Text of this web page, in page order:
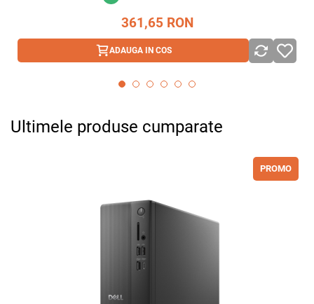
361,65 RON
ADAUGA IN COS
Ultimele produse cumparate
PROMO
Adauga la favorite